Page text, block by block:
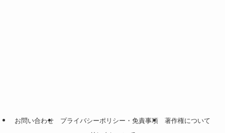
お問い合わせ プライバシーポリシー・免責事項
著作権について